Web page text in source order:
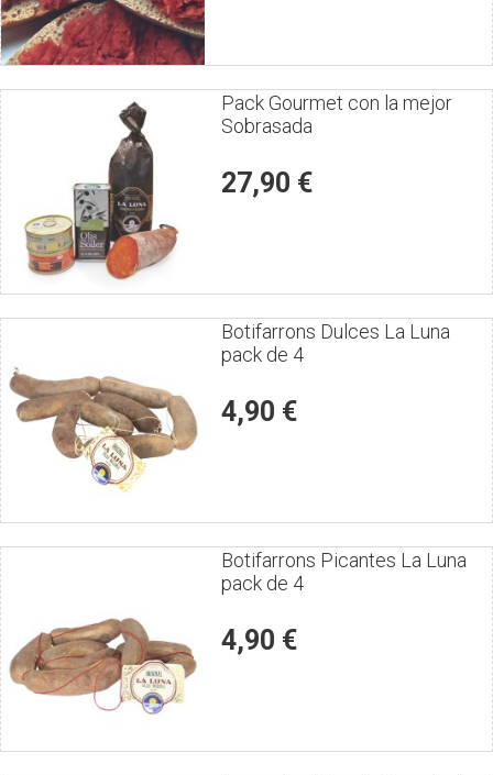
Puntúe
el
Pack Gourmet con la mejor
Sobrasada
27,90 €
Puntúe
el
Botifarrons Dulces La Luna
pack de 4
4,90 €
Puntúe
el
Botifarrons Picantes La Luna
pack de 4
4,90 €